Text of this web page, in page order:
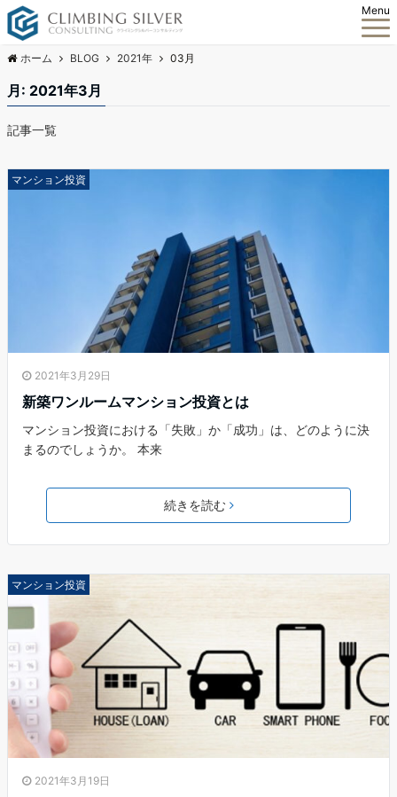
Menu
ホーム BLOG 2021年 03月
月: 2021年3月
記事一覧
マンション投資
2021年3月29日
新築ワンルームマンション投資とは
マンション投資における「失敗」か「成功」は、どのように決
まるのでしょうか。 本来
続きを読む
マンション投資
2021年3月19日